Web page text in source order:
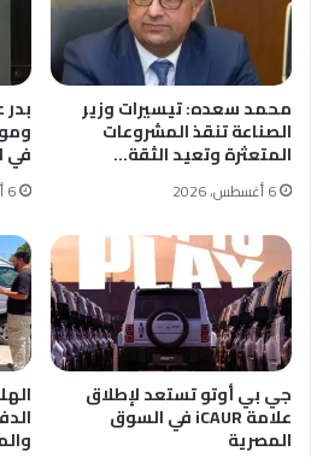
محمد سعده: تيسيرات وزير
الصناعة تنقذ المشروعات
المتعثرة وتعيد الثقة…
6 أغسطس، 2026
في
6 أغسطس، 2026
جي بي أوتو تستعد لإطلاق
علامة iCAUR في السوق
المصرية